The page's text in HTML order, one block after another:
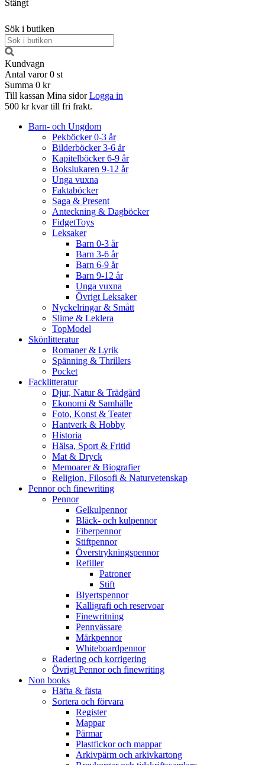
Stängt
Sök i butiken
Kundvagn
Antal varor 0 st
Summa 0 kr
Till kassan Mina sidor Logga in
500 kr kvar till fri frakt.
Barn- och Ungdom
Pekböcker 0-3 år
Bilderböcker 3-6 år
Kapitelböcker 6-9 år
Bokslukaren 9-12 år
Unga vuxna
Faktaböcker
Saga & Present
Anteckning & Dagböcker
FidgetToys
Leksaker
Barn 0-3 år
Barn 3-6 år
Barn 6-9 år
Barn 9-12 år
Unga vuxna
Övrigt Leksaker
Nyckelringar & Smått
Slime & Leklera
TopModel
Skönlitteratur
Romaner & Lyrik
Spänning & Thrillers
Pocket
Facklitteratur
Djur, Natur & Trädgård
Ekonomi & Samhälle
Foto, Konst & Teater
Hantverk & Hobby
Historia
Hälsa, Sport & Fritid
Mat & Dryck
Memoarer & Biografier
Religion, Filosofi & Naturvetenskap
Pennor och finewriting
Pennor
Gelkulpennor
Bläck- och kulpennor
Fiberpennor
Stiftpennor
Överstrykningspennor
Refiller
Patroner
Stift
Blyertspennor
Kalligrafi och reservoar
Finewritning
Pennvässare
Märkpennor
Whiteboardpennor
Radering och korrigering
Övrigt Pennor och finewriting
Non books
Häfta & fästa
Sortera och förvara
Register
Mappar
Pärmar
Plastfickor och mappar
Arkivpärm och arkivkartong